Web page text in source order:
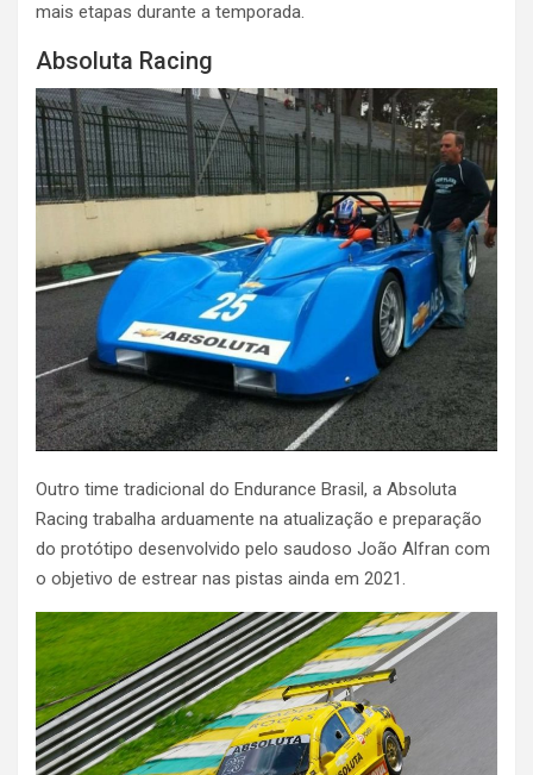
mais etapas durante a temporada.
Absoluta Racing
Outro time tradicional do Endurance Brasil, a Absoluta
Racing trabalha arduamente na atualização e preparação
do protótipo desenvolvido pelo saudoso João Alfran com
o objetivo de estrear nas pistas ainda em 2021.